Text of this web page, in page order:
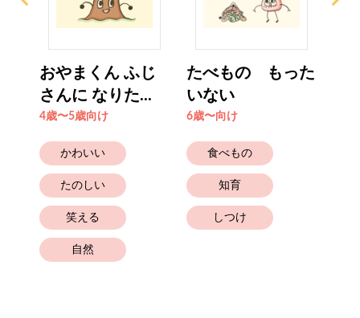
おやまくん ふじ
さんに なりた...
4歳〜5歳向け
かわいい
たのしい
笑える
自然
たべもの もった
いない
6歳〜向け
食べもの
知育
しつけ